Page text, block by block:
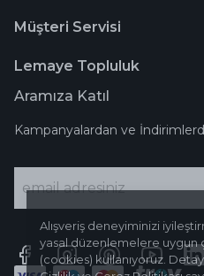
Alışveriş deneyiminizi
yasal düzenlemelere uygun
(cookies) kullanıyoruz.
Müşteri Servisi
Lemaye Topluluk
Aramıza Katıl
Kampanyalardan ve